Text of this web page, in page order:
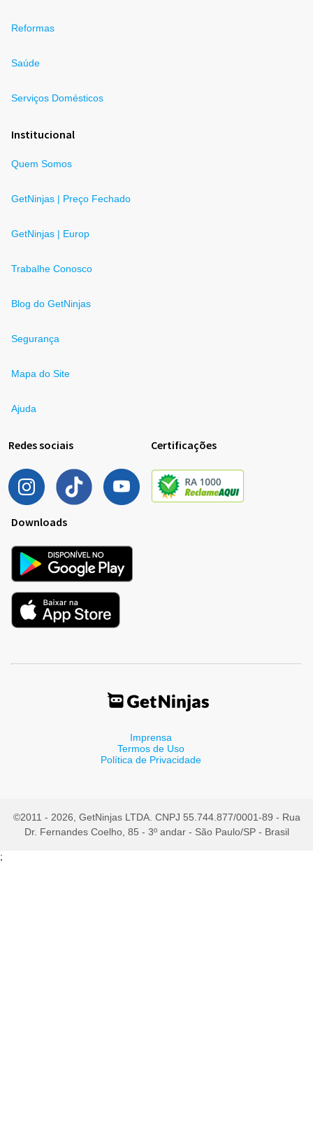
Reformas
Saúde
Serviços Domésticos
Institucional
Quem Somos
GetNinjas | Preço Fechado
GetNinjas | Europ
Trabalhe Conosco
Blog do GetNinjas
Segurança
Mapa do Site
Ajuda
Redes sociais Certificações
Downloads
Imprensa
Termos de Uso
Política de Privacidade
©2011 - 2026, GetNinjas LTDA. CNPJ 55.744.877/0001-89 - Rua
Dr. Fernandes Coelho, 85 - 3º andar - São Paulo/SP - Brasil
;